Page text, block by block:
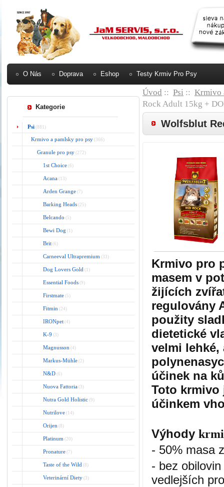
O Nás Doprava Eshop Testy Krmiv Pro Psy
Kategorie
Psi (881)
Krmivo a pamlsky pro psy (366)
Granule pro psy (272)
1st Choice (6)
Acana (13)
Arden Grange (7)
Barking Heads (25)
Belcando (5)
Bewi Dog (1)
Brit (6)
Carneeval Ultrapremium (33)
Dog Lovers Gold (1)
Essential Foods (9)
Firstmate (5)
Fitmin (24)
IRONpet (4)
K-9 (3)
Magnusson (4)
Markus-Mühle (2)
N&D (6)
Nuova Fattoria (3)
Nutra Gold Holistic (9)
Nutrilove (14)
Orijen (8)
Platinum (20)
Pronature (7)
Taste of the Wild (8)
Veterinární Diety (3)
Úvod :: Psi :: Krmivo
Rock Adult 15kg +
Wolfsblut
Krmivo pro
masem v
žijících
regulovány
použity
dietetické
velmi lehké,
účinek na
Toto krmivo
účinkem
​Výhody
- 50% masa
- bez
vedlejších